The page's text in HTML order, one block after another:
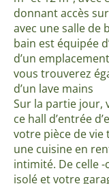
donnant accès
avec une salle de
bain est équipée
d’un
vous trouverez
d’un lave mains
Sur la partie jour,
ce hall d’entrée
votre pièce de vie
une cuisine en
intimité. De celle
isolé et votre